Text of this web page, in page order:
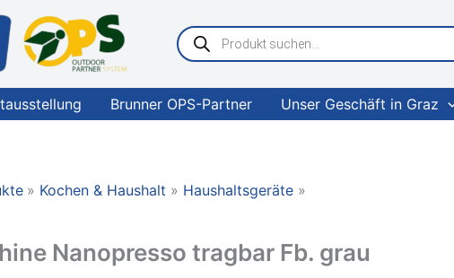
Products
search
Brunner OPS-Partner Unser Geschäft in Graz
Kochen & Haushalt
Haushaltsgeräte
Nanopresso tragbar Fb. grau